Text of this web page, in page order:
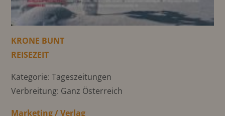
KRONE BUNT
REISEZEIT
Kategorie: Tageszeitungen
Verbreitung: Ganz Österreich
Marketing / Verlag